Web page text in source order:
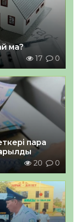
ма?
17 0
пара
20 0